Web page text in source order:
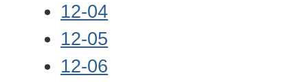
12-04
12-05
12-06